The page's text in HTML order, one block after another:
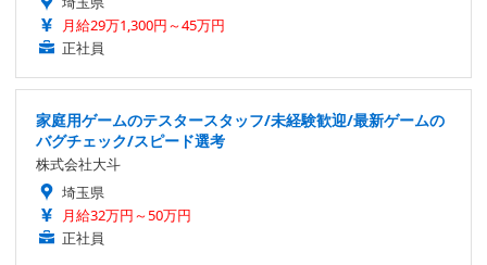
月給29万1,300円～45万円
正社員
家庭用ゲームのテスタースタッフ/未経験歓迎/最新ゲームの
バグチェック/スピード選考
株式会社大斗
埼玉県
月給32万円～50万円
正社員